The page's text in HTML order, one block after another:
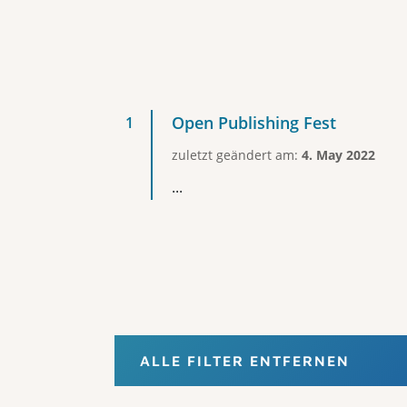
Open Publishing Fest
zuletzt geändert am: 4. May 2022
...
ALLE FILTER ENTFERNEN